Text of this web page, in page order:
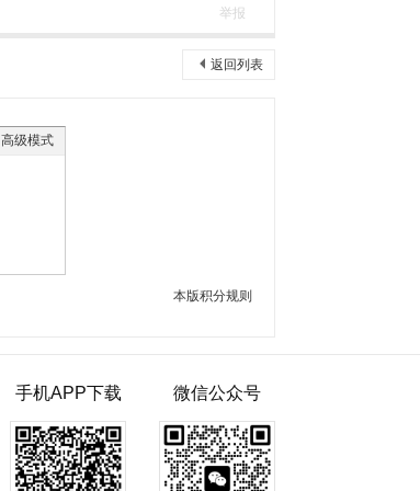
举报
返回列表
高级模式
本版积分规则
微信公众号
手机APP下载